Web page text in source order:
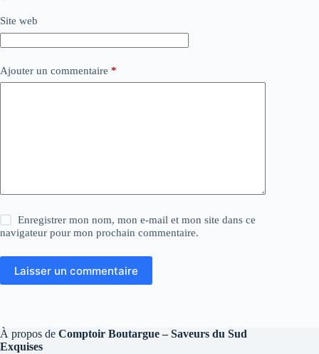
Site web
Ajouter un commentaire *
Enregistrer mon nom, mon e-mail et mon site dans ce
navigateur pour mon prochain commentaire.
Laisser un commentaire
À propos de Comptoir Boutargue – Saveurs du Sud
Exquises